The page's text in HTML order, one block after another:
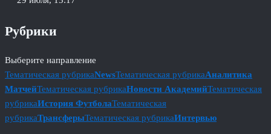
Рубрики
Выберите направление
Тематическая рубрикаNewsТематическая рубрикаАналитика
МатчейТематическая рубрикаНовости АкадемийТематическая
рубрикаИстория ФутболаТематическая
рубрикаТрансферыТематическая рубрикаИнтервью